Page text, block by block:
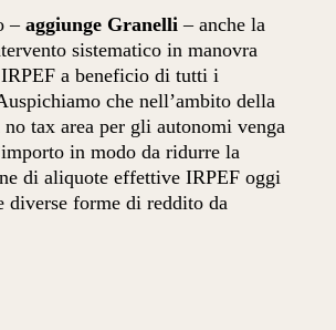
–aggiunge Granelli – anche la
sistematico in manovra
a beneficio di tutti i
che nell’ambito della
no tax area per gli autonomi venga
in modo da ridurre la
di aliquote effettive IRPEF oggi
diverse forme di reddito da